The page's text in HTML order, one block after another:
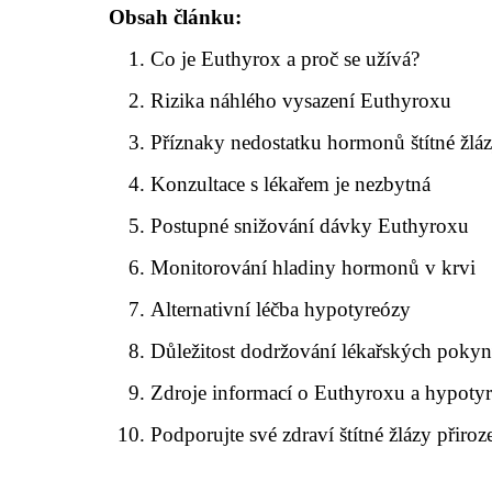
Obsah článku:
Co je Euthyrox a proč se užívá?
Rizika náhlého vysazení Euthyroxu
Příznaky nedostatku hormonů štítné
Konzultace s lékařem je nezbytná
Postupné snižování dávky Euthyroxu
Monitorování hladiny hormonů v krvi
Alternativní léčba hypotyreózy
Důležitost dodržování lékařských
Zdroje informací o Euthyroxu a
Podporujte své zdraví štítné žlázy